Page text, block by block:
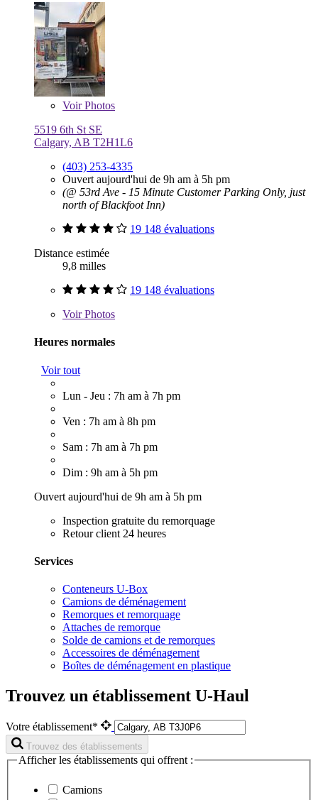
VoirPhotos
5519 6th St SE
Calgary, AB T2H1L6
(403) 253-4335
Ouvert aujourd'hui de 9h am à 5h pm
(@ 53rd Ave - 15 Minute Customer Parking Only, just
north of Blackfoot Inn)
19 148 évaluations
Distance estimée
9,8 milles
19 148 évaluations
VoirPhotos
Heures normales
Voir tout
Lun - Jeu : 7h am à 7h pm
Ven : 7h am à 8h pm
Sam : 7h am à 7h pm
Dim : 9h am à 5h pm
Ouvert aujourd'hui de 9h am à 5h pm
Inspection gratuite du remorquage
Retour client 24 heures
Services
Conteneurs U-Box
Camions de déménagement
Remorques et remorquage
Attaches de remorque
Solde de camions et de remorques
Accessoires de déménagement
Boîtes de déménagement en plastique
Trouvez un établissement U-Haul
Votre établissement*
Trouvez des établissements
Afficher les établissements qui offrent :
Camions